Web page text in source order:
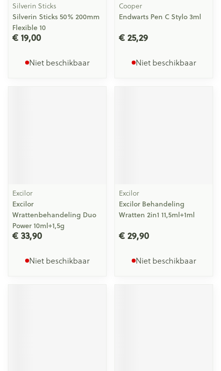
Silverin Sticks
Silverin Sticks 50% 200mm
Flexible 10
€ 19,00
Niet beschikbaar
Cooper
Endwarts Pen C Stylo 3ml
€ 25,29
Niet beschikbaar
Excilor
Excilor
Wrattenbehandeling Duo
Power 10ml+1,5g
€ 33,90
Niet beschikbaar
Excilor
Excilor Behandeling
Wratten 2in1 11,5ml+1ml
€ 29,90
Niet beschikbaar